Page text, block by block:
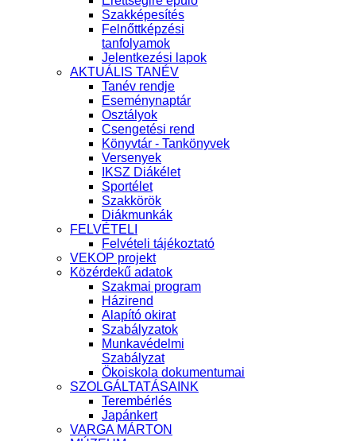
Szakképesítés
Felnőttképzési
tanfolyamok
Jelentkezési lapok
AKTUÁLIS TANÉV
Tanév rendje
Eseménynaptár
Osztályok
Csengetési rend
Könyvtár - Tankönyvek
Versenyek
IKSZ Diákélet
Sportélet
Szakkörök
Diákmunkák
FELVÉTELI
Felvételi tájékoztató
VEKOP projekt
Közérdekű adatok
Szakmai program
Házirend
Alapító okirat
Szabályzatok
Munkavédelmi
Szabályzat
Ökoiskola dokumentumai
SZOLGÁLTATÁSAINK
Terembérlés
Japánkert
VARGA MÁRTON